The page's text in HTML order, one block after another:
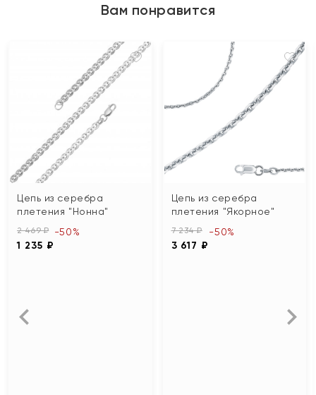
Вам понравится
Цепь из серебра
плетения "Нонна"
2 469 ₽
1 235 ₽
-50%
Цепь из серебра
плетения "Якорное"
7 234 ₽
3 617 ₽
-50%